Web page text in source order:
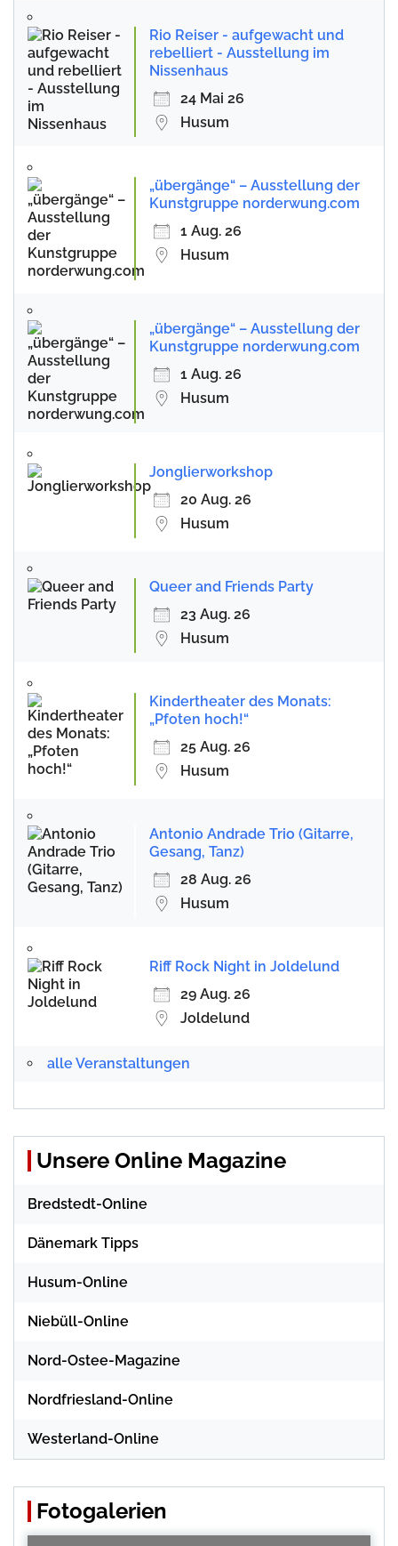
Rio Reiser - aufgewacht und
rebelliert - Ausstellung im
Nissenhaus
24 Mai 26
Husum
„übergänge“ – Ausstellung der
Kunstgruppe norderwung.com
1 Aug. 26
Husum
„übergänge“ – Ausstellung der
Kunstgruppe norderwung.com
1 Aug. 26
Husum
Jonglierworkshop
20 Aug. 26
Husum
Queer and Friends Party
23 Aug. 26
Husum
Kindertheater des Monats:
„Pfoten hoch!“
25 Aug. 26
Husum
Antonio Andrade Trio (Gitarre,
Gesang, Tanz)
28 Aug. 26
Husum
Riff Rock Night in Joldelund
29 Aug. 26
Joldelund
alle Veranstaltungen
Unsere Online Magazine
Bredstedt-Online
Dänemark Tipps
Husum-Online
Niebüll-Online
Nord-Ostee-Magazine
Nordfriesland-Online
Westerland-Online
Fotogalerien